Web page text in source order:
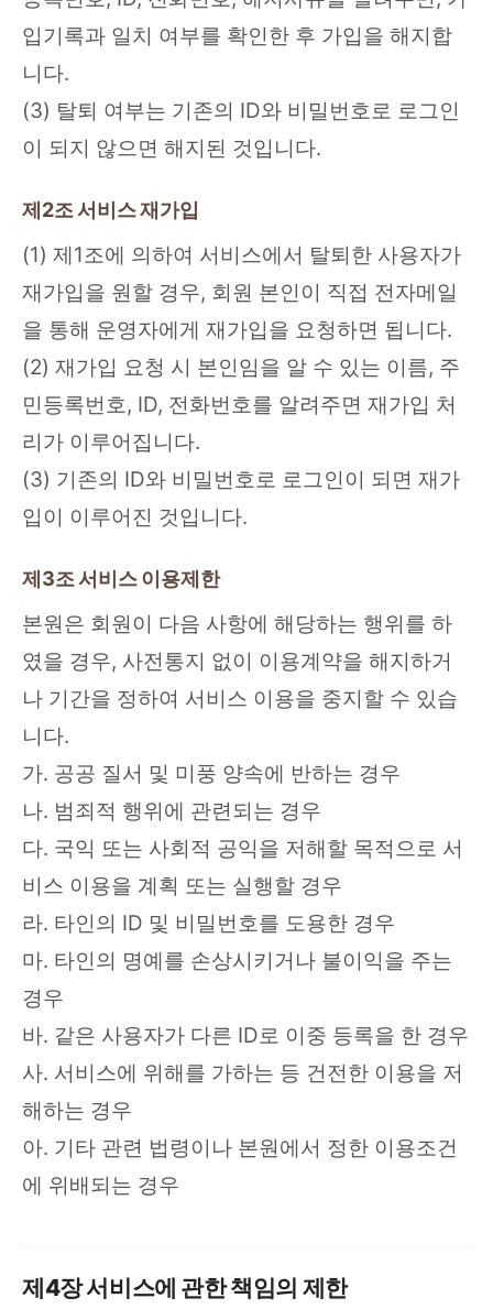
입기록과 일치 여부를 확인한 후 가입을 해지합
니다.
(3) 탈퇴 여부는 기존의 ID와 비밀번호로 로그인
이 되지 않으면 해지된 것입니다.
제2조 서비스 재가입
(1) 제1조에 의하여 서비스에서 탈퇴한 사용자가
재가입을 원할 경우, 회원 본인이 직접 전자메일
을 통해 운영자에게 재가입을 요청하면 됩니다.
(2) 재가입 요청 시 본인임을 알 수 있는 이름, 주
민등록번호, ID, 전화번호를 알려주면 재가입 처
리가 이루어집니다.
(3) 기존의 ID와 비밀번호로 로그인이 되면 재가
입이 이루어진 것입니다.
제3조 서비스 이용제한
본원은 회원이 다음 사항에 해당하는 행위를 하
였을 경우, 사전통지 없이 이용계약을 해지하거
나 기간을 정하여 서비스 이용을 중지할 수 있습
니다.
가. 공공 질서 및 미풍 양속에 반하는 경우
나. 범죄적 행위에 관련되는 경우
다. 국익 또는 사회적 공익을 저해할 목적으로 서
비스 이용을 계획 또는 실행할 경우
라. 타인의 ID 및 비밀번호를 도용한 경우
마. 타인의 명예를 손상시키거나 불이익을 주는
경우
바. 같은 사용자가 다른 ID로 이중 등록을 한 경우
사. 서비스에 위해를 가하는 등 건전한 이용을 저
해하는 경우
아. 기타 관련 법령이나 본원에서 정한 이용조건
에 위배되는 경우
제4장 서비스에 관한 책임의 제한